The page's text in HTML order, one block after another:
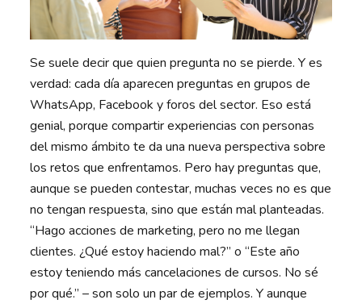
Se suele decir que quien pregunta no se pierde. Y es
verdad: cada día aparecen preguntas en grupos de
WhatsApp, Facebook y foros del sector. Eso está
genial, porque compartir experiencias con personas
del mismo ámbito te da una nueva perspectiva sobre
los retos que enfrentamos. Pero hay preguntas que,
aunque se pueden contestar, muchas veces no es que
no tengan respuesta, sino que están mal planteadas.
“Hago acciones de marketing, pero no me llegan
clientes. ¿Qué estoy haciendo mal?” o “Este año
estoy teniendo más cancelaciones de cursos. No sé
por qué.” – son solo un par de ejemplos. Y aunque